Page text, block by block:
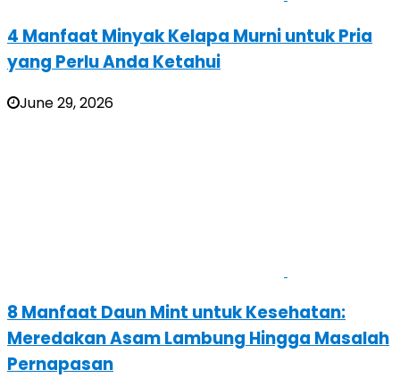
4 Manfaat Minyak Kelapa Murni untuk Pria
yang Perlu Anda Ketahui
June 29, 2026
8 Manfaat Daun Mint untuk Kesehatan:
Meredakan Asam Lambung Hingga Masalah
Pernapasan